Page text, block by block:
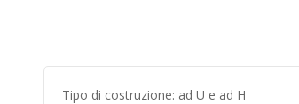
Tipo di costruzione: ad U e ad H